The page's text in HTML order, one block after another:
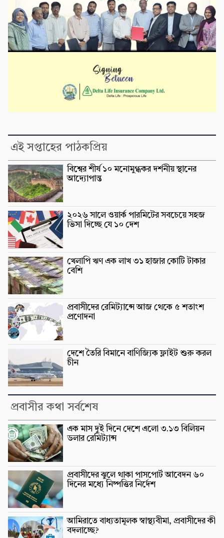
এই সপ্তাহের পাঠকপ্রিয়
বিশ্বের শীর্ষ ১০ মনোমুগ্ধকর দর্শনীয় স্থানের
আদ্যোপান্ত
২০২৬ সালে ওয়ার্ক পারমিটের সবচেয়ে সহজ
ভিসা দিচ্ছে যে ১০ দেশ
খেলাপি ঋণ এক লাখ ৩১ হাজার কোটি টাকার
বেশি
প্রবাসীদের রেমিট্যান্সে আজ থেকে ৫ শতাংশ
প্রণোদনা
দেশে তৈরি বিমানে বাণিজ্যিক ফ্লাইট শুরু করল
চীন
প্রবাসীর কথা সর্বশেষ
এক মাস দুই দিনে দেশে এলো ৩.১৩ বিলিয়ন
ডলার রেমিট্যান্স
প্রবাসীদের ঝুলে থাকা পাসপোর্ট আবেদন ৬০
দিনের মধ্যে নিষ্পত্তির নির্দেশ
আমিরাতে বাধ্যতামূলক স্বাস্থ্যবীমা, প্রবাসীদের কী
বদলাচ্ছে?